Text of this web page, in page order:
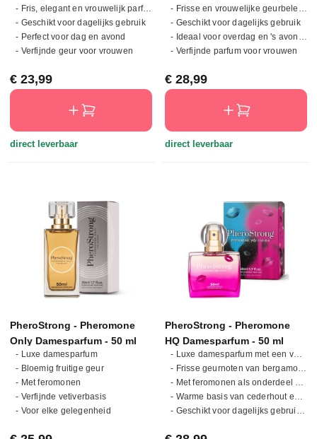
- Fris, elegant en vrouwelijk parfum
- Geschikt voor dagelijks gebruik
- Perfect voor dag en avond
- Verfijnde geur voor vrouwen
Normale prijs:
€ 23,99
direct leverbaar
- Frisse en vrouwelijke geurbeleving
- Geschikt voor dagelijks gebruik
- Ideaal voor overdag en 's avonds
- Verfijnde parfum voor vrouwen
Normale prijs:
€ 28,99
direct leverbaar
PheroStrong - Pheromone
Only Damesparfum - 50 ml
- Luxe damesparfum
- Bloemig fruitige geur
- Met feromonen
- Verfijnde vetiverbasis
- Voor elke gelegenheid
PheroStrong - Pheromone
HQ Damesparfum - 50 ml
- Luxe damesparfum met een verfijnde en langdurige geur
- Frisse geurnoten van bergamot, tuberoos en jasmijn
- Met feromonen als onderdeel van de geurcompositie
- Warme basis van cederhout en vanille
- Geschikt voor dagelijks gebruik en speciale gelegenheden